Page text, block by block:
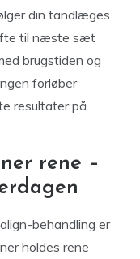
din tandlæges
til næste sæt
brugstiden og
forløber
resultater på
rene –
behandling er
holdes rene